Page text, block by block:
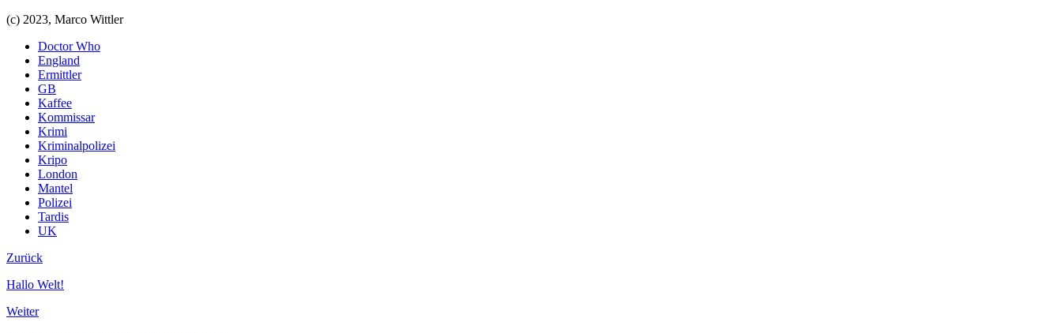
(c) 2023, Marco Wittler
Doctor Who
England
Ermittler
GB
Kaffee
Kommissar
Krimi
Kriminalpolizei
Kripo
London
Mantel
Polizei
Tardis
UK
Zurück
Hallo Welt!
Weiter